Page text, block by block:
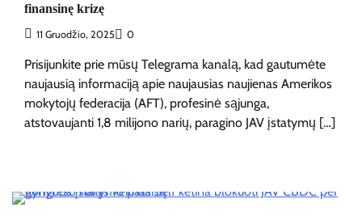
finansinę krizę
11 Gruodžio, 2025 0
Prisijunkite prie mūsų Telegrama kanalą, kad gautumėte
naujausią informaciją apie naujausias naujienas Amerikos
mokytojų federacija (AFT), profesinė sąjunga,
atstovaujanti 1,8 milijono narių, paragino JAV įstatymų […]